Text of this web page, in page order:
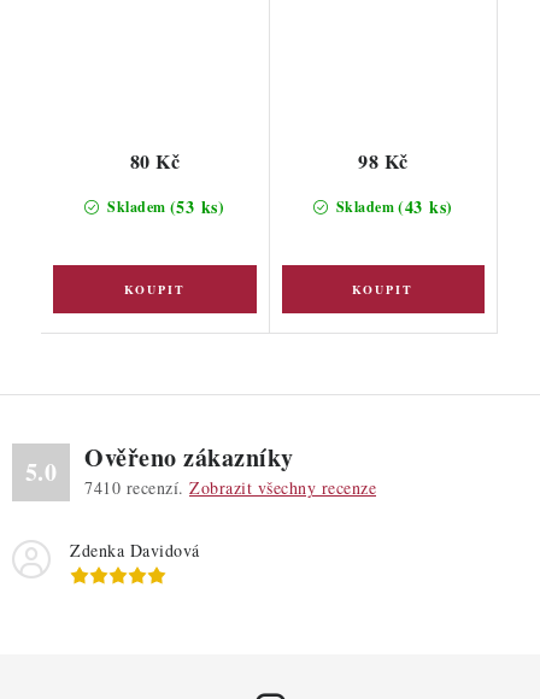
Skladem (53 ks)
80 Kč
Skladem(43 ks)
98 Kč
5.0 Ověřeno zákazníky
7410 recenzí. Zobrazit všechny recenze
Zdenka Davidová